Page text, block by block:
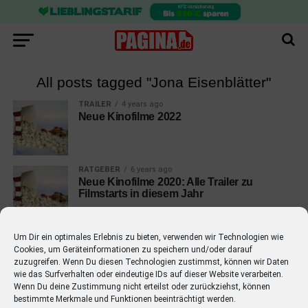
Um Dir ein optimales Erlebnis zu bieten, verwenden wir Technologien wie
Cookies, um Geräteinformationen zu speichern und/oder darauf
zuzugreifen. Wenn Du diesen Technologien zustimmst, können wir Daten
wie das Surfverhalten oder eindeutige IDs auf dieser Website verarbeiten.
Wenn Du deine Zustimmung nicht erteilst oder zurückziehst, können
bestimmte Merkmale und Funktionen beeinträchtigt werden.
All posts tagged "Jona Eisenblätter"
TRAILER 4 years ago
Neue Kinofilme 2022
RATGEBER 6 years ago
Neue Kinofilme 2020: Alle Trailer zu
Filmstarts in diesem Jahr
EMPFOHLEN